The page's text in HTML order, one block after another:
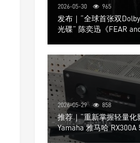
2026-05-30 965
发布｜“全球首张双
光碟” 陈奕迅《FEAR
2026-05-29 858
推荐｜“重新掌握轻量化
Yamaha 雅马哈 RX300A
大器